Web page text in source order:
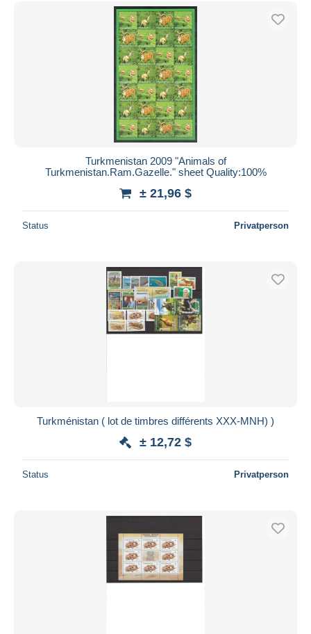
Kostenloser Versand
Zahlungsmethoden
Banküberweisung
Mastercard
Bancontact
Maestro
Gesamte Auswahl aufheben
Wohnsitz des Verkäufers
Übernehmen
Turkmenistan 2009 "Animals of
Turkmenistan.Ram.Gazelle." sheet Quality:100%
± 21,96 $
Status Privatperson
Turkménistan ( lot de timbres différents XXX-MNH) )
± 12,72 $
Status Privatperson